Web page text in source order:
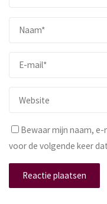
Bewaar mijn naam,
voor de volgende keer